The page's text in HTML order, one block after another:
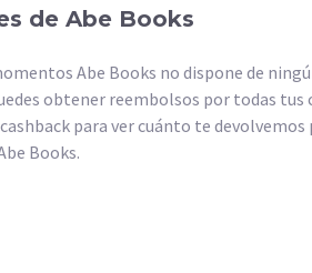
de Abe Books
Abe Books no dispone de
obtener reembolsos por todas tus
para ver cuánto te
Books.